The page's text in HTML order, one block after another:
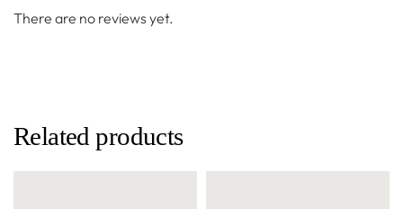
There are no reviews yet.
Related products